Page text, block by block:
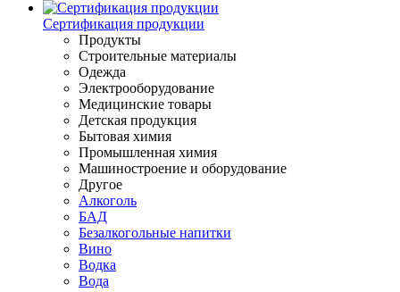
Сертификация продукции
Продукты
Строительные материалы
Одежда
Электрооборудование
Медицинские товары
Детская продукция
Бытовая химия
Промышленная химия
Машиностроение и оборудование
Другое
Алкоголь
БАД
Безалкогольные напитки
Вино
Водка
Вода